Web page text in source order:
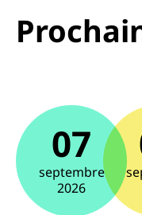
07
septembre
2026